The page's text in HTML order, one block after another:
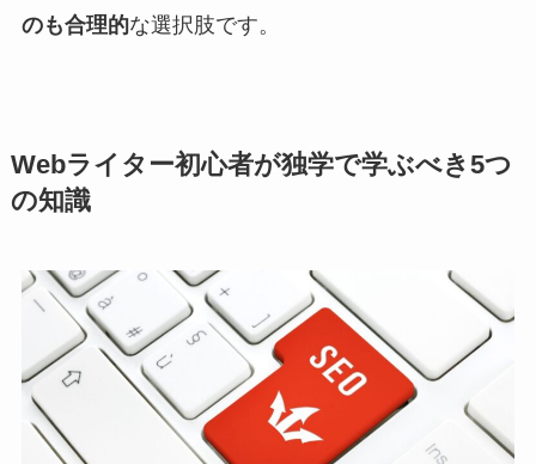
のも合理的な選択肢です。
Webライター初心者が独学で学ぶべき5つ
の知識